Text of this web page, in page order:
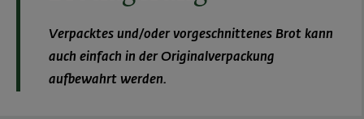
Verpacktes und/oder vorgeschnittenes Brot kann
auch einfach in der Originalverpackung
aufbewahrt werden.